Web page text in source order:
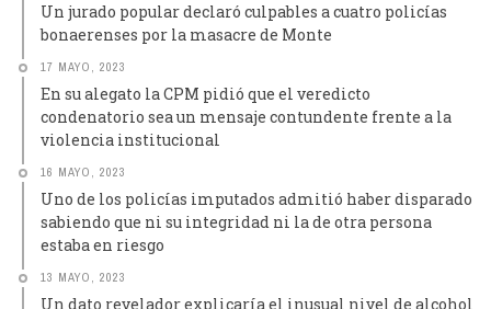
Un jurado popular declaró culpables a cuatro policías
bonaerenses por la masacre de Monte
17 MAYO, 2023
En su alegato la CPM pidió que el veredicto
condenatorio sea un mensaje contundente frente a la
violencia institucional
16 MAYO, 2023
Uno de los policías imputados admitió haber disparado
sabiendo que ni su integridad ni la de otra persona
estaba en riesgo
13 MAYO, 2023
Un dato revelador explicaría el inusual nivel de alcohol